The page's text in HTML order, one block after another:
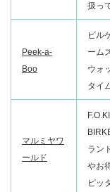
扱っ
Peek-a-
Boo
ビル
ーム
ウォ
タイ
マルミヤワ
ールド
ラン
やお
ピッ